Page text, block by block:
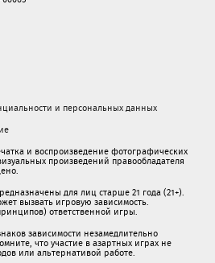
и персональных данных
и воспроизведение фотографических
произведений правообладателя
для лиц старше 21 года (21+).
вызвать игровую зависимость.
ответственной игры.
зависимости незамедлительно
что участие в азартных играх не
или альтернативой работе.